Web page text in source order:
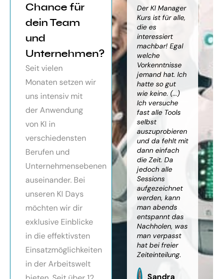
Chance für
dein Team
und
Unternehmen?
Seit vielen
Monaten setzen wir
uns intensiv mit
der Anwendung
von KI in
verschiedensten
Berufen und
Unternehmensebenen
auseinander. Bei
unseren KI Days
möchten wir dir
exklusive Einblicke
in die effektivsten
Einsatzmöglichkeiten
in der Arbeitswelt
von
sehr
die
von KI
von
Elisabeth
Der KI Manager
mich sehr
toller Überblick
über alles, was
mit kleinem
Ausblick.
Auf alle Fragen
teilweise
wurden für
Probleme noch
Anleitungen
bereitgestellt.
Monika
Vietz
Der KI Manager
Kurs ist für alle,
die es
interessiert
machbar! Egal
welche
Vorkenntnisse
jemand hat. Ich
hatte so gut
wie keine. (...)
Ich versuche
fast alle Tools
selbst
auszuprobieren
und da fehlt mit
dann einfach
die Zeit. Da
jedoch alle
Sessions
aufgezeichnet
werden, kann
man abends
entspannt das
Nachholen, was
man verpasst
hat bei freier
Zeiteinteilung.
zu